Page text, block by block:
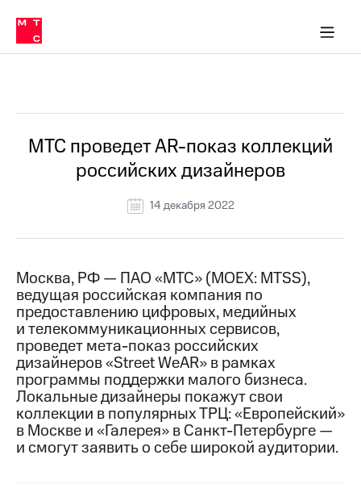
Медиа-центр
и акционерам
Устойчивое развитие
Комплаенс и деловая этика
компании
Карьера
История
компании
Руководство
Контакты
Медиа-центр
Пресс-
релизы
МТС
о технологиях
Достижения
в МТС
Пресс-
релизы
о технологиях
МТС проведет AR-показ коллекций
российских дизайнеров
14 декабря 2022
Москва, РФ — ПАО «МТС» (MOEX: MTSS),
ведущая российская компания по
предоставлению цифровых, медийных
и телекоммуникационных сервисов,
проведет мета-показ российских
дизайнеров «Street WeAR» в рамках
программы поддержки малого бизнеса.
Локальные дизайнеры покажут свои
коллекции в популярных ТРЦ: «Европейский»
в Москве и «Галерея» в Санкт-Петербурге —
и смогут заявить о себе широкой аудитории.